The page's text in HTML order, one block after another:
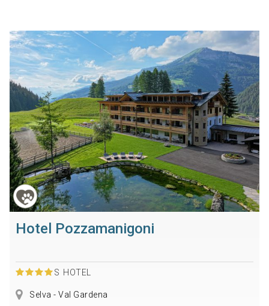
Hotel Pozzamanigoni
S HOTEL
Selva - Val Gardena